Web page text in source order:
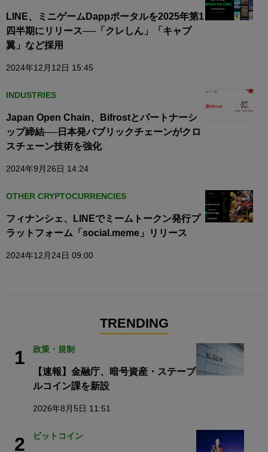
LINE、ミニゲームDappポータルを2025年第1
四半期にリリース──「クレしん」「キャプ
翼」など採用
2024年12月12日 15:45
INDUSTRIES
Japan Open Chain、Bifrostとパートナーシ
ップ締結──日本発パブリックチェーンがクロ
スチェーン技術を強化
2024年9月26日 14:24
OTHER CRYPTOCURRENCIES
フィナンシェ、LINEでミームトークン発行プ
ラットフォーム「social.meme」リリース
2024年12月24日 09:00
TRENDING
1 政策・規制
【速報】金融庁、暗号資産・ステーブ
ルコイン課を新設
2026年8月5日 11:51
2 ビットコイン